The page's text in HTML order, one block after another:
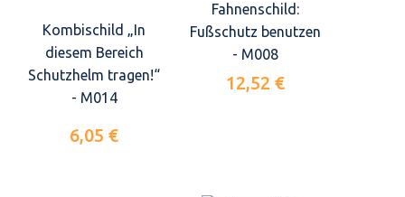
Kombischild „In
diesem Bereich
Schutzhelm tragen!“
- M014
6,05 €
Fahnenschild:
Fußschutz benutzen
- M008
12,52 €